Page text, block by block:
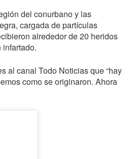
del conurbano y las
cargada de partículas
alrededor de 20 heridos
al canal Todo Noticias que “hay
como se originaron. Ahora